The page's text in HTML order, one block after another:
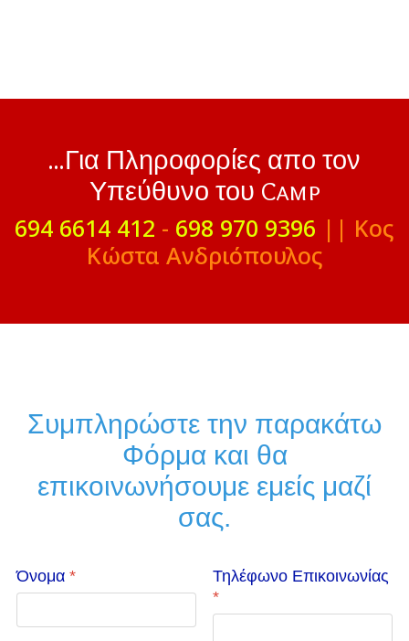
...Για Πληροφορίες απο τον
Υπεύθυνο του Camp
694 6614 412 - 698 970 9396 || Κος
Κώστα Ανδριόπουλος
Συμπληρώστε την παρακάτω
Φόρμα και θα
επικοινωνήσουμε εμείς μαζί
σας.
Όνομα *
Τηλέφωνο Επικοινωνίας
*